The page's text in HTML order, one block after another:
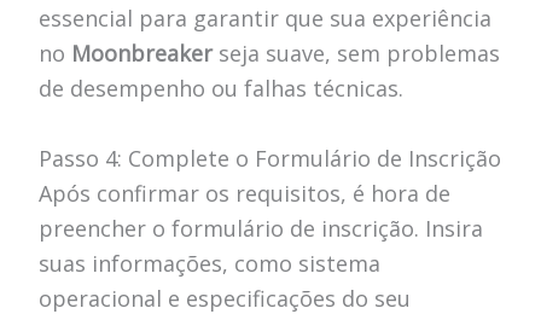
essencial para garantir que sua experiência
no Moonbreakerseja suave, sem problemas
de desempenho ou falhas técnicas.
Passo 4: Complete o Formulário de Inscrição
Após confirmar os requisitos, é hora de
preencher o formulário de inscrição. Insira
suas informações, como sistema
operacional e especificações do seu